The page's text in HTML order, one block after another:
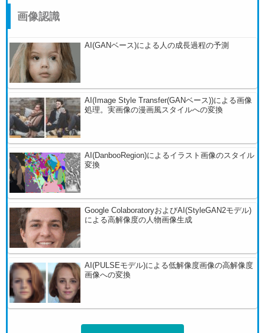
画像認識
AI(GANベース)による人の成長過程の予測
AI(Image Style Transfer(GANベース))による画像
処理。実画像の漫画風スタイルへの変換
AI(DanbooRegion)によるイラスト画像のスタイル
変換
Google ColaboratoryおよびAI(StyleGAN2モデル)
による高解像度の人物画像生成
AI(PULSEモデル)による低解像度画像の高解像度
画像への変換